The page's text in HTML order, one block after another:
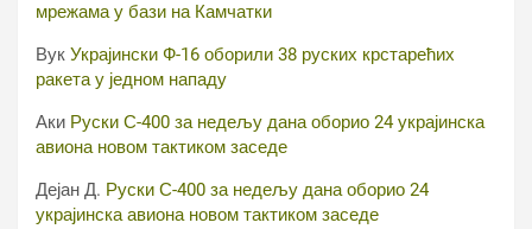
мрежама у бази на Камчатки
Вук Украјински Ф-16 оборили 38 руских крстарећих
ракета у једном нападу
Аки Руски С-400 за недељу дана оборио 24 украјинска
авиона новом тактиком заседе
Дејан Д. Руски С-400 за недељу дана оборио 24
украјинска авиона новом тактиком заседе